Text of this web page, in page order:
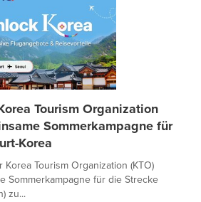
Tourism Organization
Sommerkampagne für
Korea
Tourism Organization (KTO)
Sommerkampagne für die Strecke
zu...